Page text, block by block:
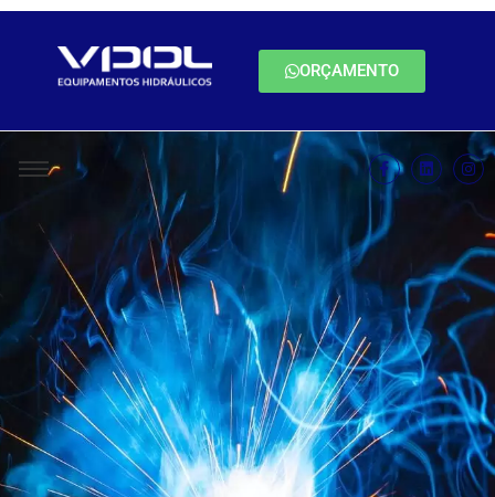
ORÇAMENTO